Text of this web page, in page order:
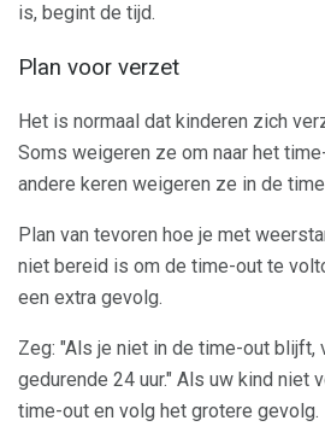
is, begint de tijd.
Plan voor verzet
Het is normaal dat kinderen zich
Soms weigeren ze om naar het
andere keren weigeren ze in de
Plan van tevoren hoe je met
niet bereid is om de time-out te
een extra gevolg.
Zeg: "Als je niet in de time-out blijft,
gedurende 24 uur." Als uw kind niet
time-out en volg het grotere gevolg.